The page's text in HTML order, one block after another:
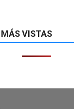
VISTAS